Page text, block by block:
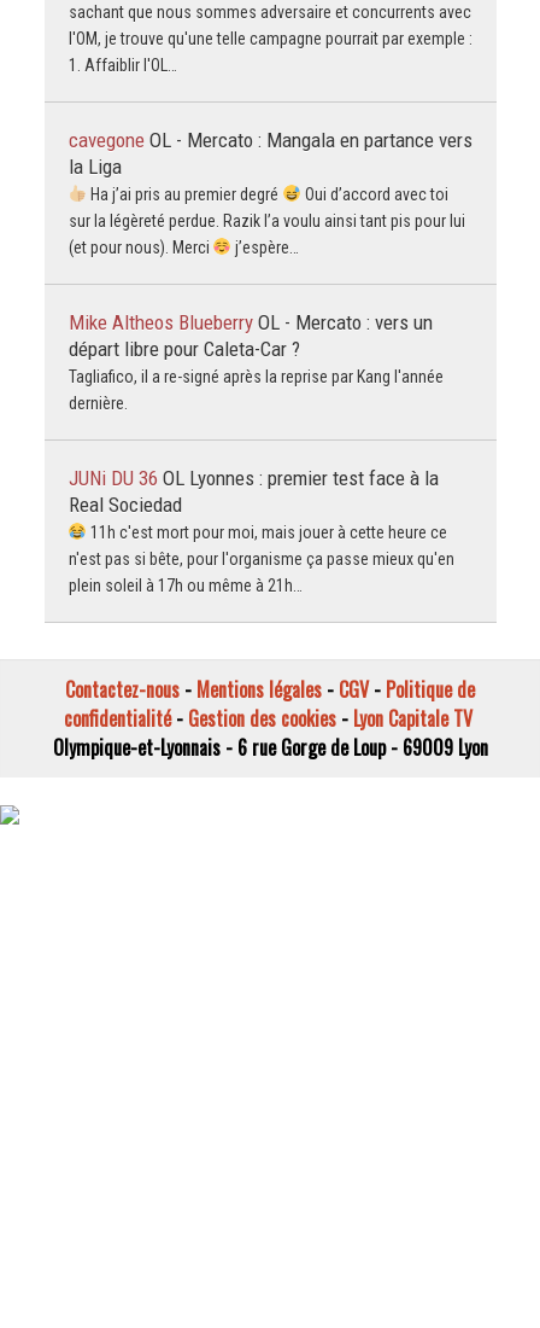
sachant que nous sommes adversaire et concurrents avec
l'OM, je trouve qu'une telle campagne pourrait par exemple :
1. Affaiblir l'OL…
cavegone OL - Mercato : Mangala en partance vers
la Liga
Ha j’ai pris au premier degré
Oui d’accord avec toi
sur la légèreté perdue. Razik l’a voulu ainsi tant pis pour lui
(et pour nous). Merci
j’espère…
Mike Altheos Blueberry OL - Mercato : vers un
départ libre pour Caleta-Car ?
Tagliafico, il a re-signé après la reprise par Kang l'année
dernière.
JUNi DU 36 OL Lyonnes : premier test face à la
Real Sociedad
11h c'est mort pour moi, mais jouer à cette heure ce
n'est pas si bête, pour l'organisme ça passe mieux qu'en
plein soleil à 17h ou même à 21h…
Contactez-nous - Mentions légales - CGV- Politique de
confidentialité- Gestion des cookies- Lyon Capitale TV
Olympique-et-Lyonnais - 6 rue Gorge de Loup - 69009 Lyon